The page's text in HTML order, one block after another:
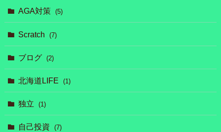
AGA対策 (5)
Scratch (7)
ブログ (2)
北海道LIFE (1)
独立 (1)
自己投資 (7)